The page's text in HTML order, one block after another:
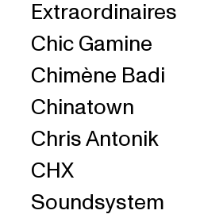
Extraordinaires
Chic Gamine
Chimène Badi
Chinatown
Chris Antonik
CHX
Soundsystem